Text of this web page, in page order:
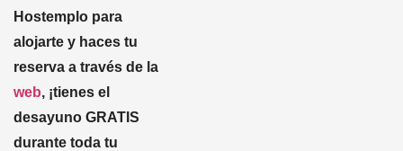
Hostemplo para
alojarte y haces tu
reserva a través de la
web, ¡tienes el
desayuno GRATIS
durante toda tu